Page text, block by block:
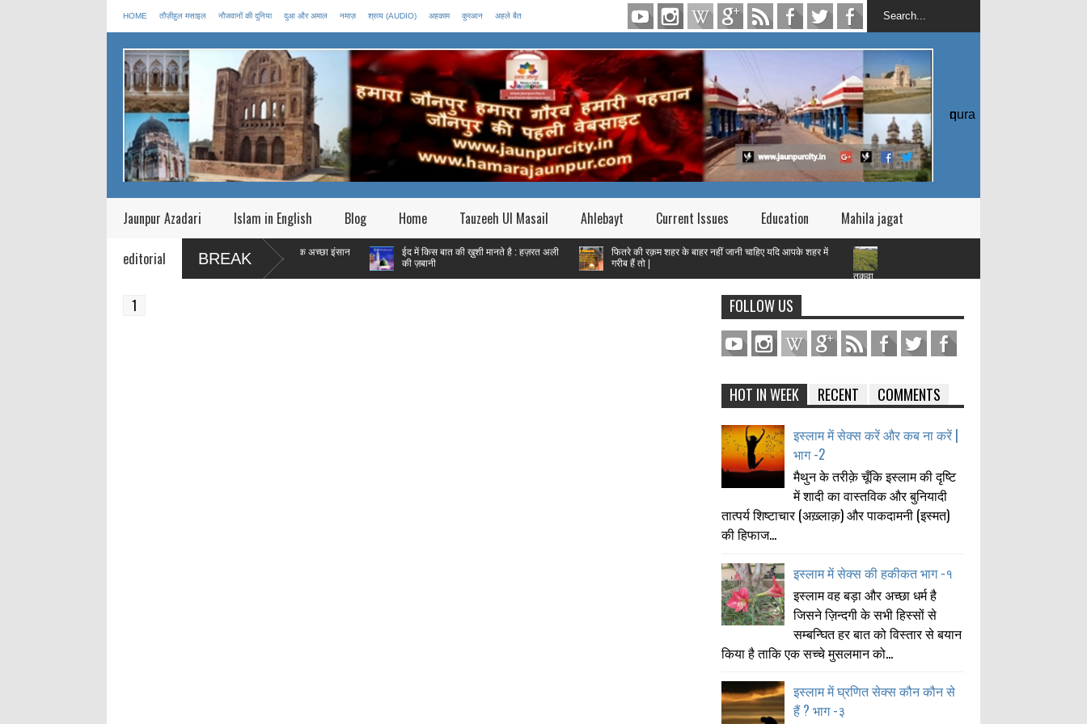
HOME तौज़ीहुल मसाइल नौजवानों की दुनिया दुआ और अमाल नमाज़ श्रव्य (AUDIO) अहकाम कुरआन अहले बैत
quran
Jaunpur Azadari Islam in English Blog Home Tauzeeh Ul Masail Ahlebayt Current Issues Education Mahila jagat
editorial BREAK
माह ऐ रमज़ान एक महीने का प्रशिक्षण है जिस का मक़सद एक अच्छा इंसान
ईद में किस बात की ख़ुशी मानते है : हज़रत अली
की ज़बानी
फितरे की रक़म शहर के बाहर नहीं जानी चाहिए यदि आपके शहर में
गरीब हैं तो |
तक़वा
1 FOLLOW US
HOT IN WEEK RECENT COMMENTS
इस्लाम में सेक्स करें और कब ना करें |
भाग -2
मैथुन के तरीक़े चूँकि इस्लाम की दृष्टि
में शादी का वास्तविक और बुनियादी
तात्पर्य शिष्टाचार (अख़्लाक़) और पाकदामनी (इस्मत)
की हिफाज...
इस्लाम में सेक्स की हकीकत भाग -१
इस्लाम वह बड़ा और अच्छा धर्म है
जिसने ज़िन्दगी के सभी हिस्सों से
सम्बन्घित हर बात को विस्तार से बयान
किया है ताकि एक सच्चे मुसलमान को...
इस्लाम में घ्रणित सेक्स कौन कौन से
हैं ? भाग -३